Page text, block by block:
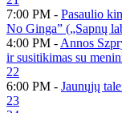
7:00 PM - Pasaulio
No Ginga” („Sapnų
4:00 PM - Annos
ir susitikimas su
22
6:00 PM - Jaunųjų
23